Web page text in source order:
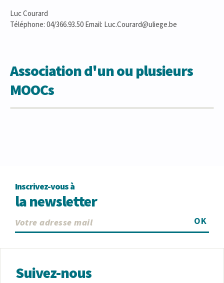
Luc Courard
Téléphone: 04/366.93.50 Email: Luc.Courard@uliege.be
Association d'un ou plusieurs
MOOCs
Inscrivez-vous à
la newsletter
OK
Suivez-nous